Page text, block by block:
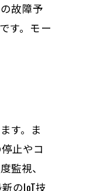
故障予
す。モー
す。ま
止やコ
監視、
のIoT技